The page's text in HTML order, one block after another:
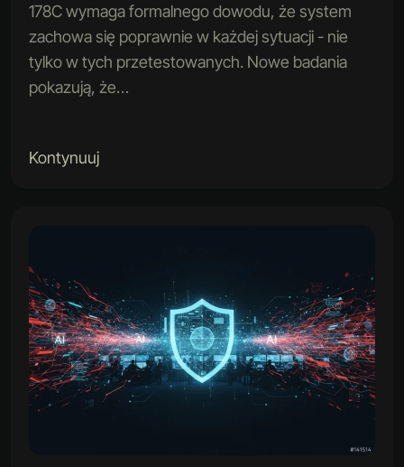
178C wymaga formalnego dowodu, że system
zachowa się poprawnie w każdej sytuacji - nie
tylko w tych przetestowanych. Nowe badania
pokazują, że…
Kontynuuj